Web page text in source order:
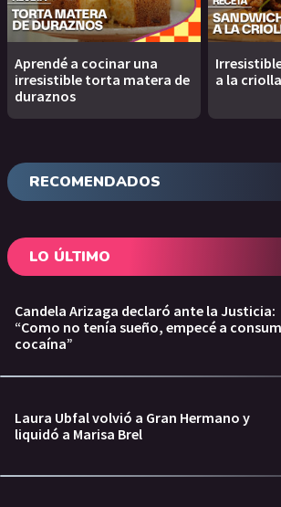
Aprendé a cocinar una
irresistible torta matera de
duraznos
a la criolla
RECOMENDADOS
LO ÚLTIMO
Candela Arizaga declaró ante la Justicia:
“Como no tenía sueño, empecé a
cocaína”
Laura Ubfal volvió a Gran Hermano y
liquidó a Marisa Brel